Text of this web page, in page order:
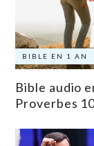
BIBLE EN 1 AN
Bible audio
Proverbes